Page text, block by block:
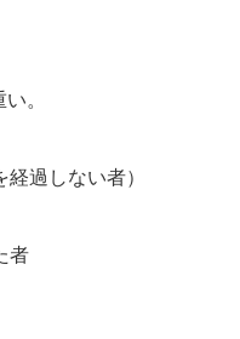
。
過しない者）
者